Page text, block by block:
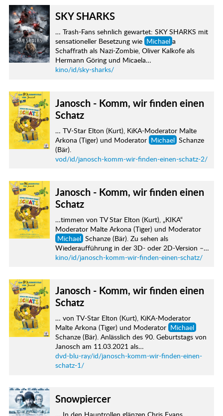
SKY SHARKS
… Trash-Fans sehnlich gewartet: SKY SHARKS mit
sensationeller Besetzung wie Michael a
Schaffrath als Nazi-Zombie, Oliver Kalkofe als
Hermann Göring und Micaela…
kino/id/sky-sharks/
Janosch - Komm, wir finden einen
Schatz
… TV-Star Elton (Kurt), KiKA-Moderator Malte
Arkona (Tiger) und Moderator Michael Schanze
(Bär).
vod/id/janosch-komm-wir-finden-einen-schatz-2/
Janosch - Komm, wir finden einen
Schatz
…timmen von TV Star Elton (Kurt), „KIKA“
Moderator Malte Arkona (Tiger) und Moderator
Michael Schanze (Bär). Zu sehen als
Wiederaufführung in der 3D- oder 2D-Version –…
kino/id/janosch-komm-wir-finden-einen-schatz/
Janosch - Komm, wir finden einen
Schatz
… von TV-Star Elton (Kurt), KiKA-Moderator
Malte Arkona (Tiger) und Moderator Michael
Schanze (Bär). Anlässlich des 90. Geburtstags von
Janosch am 11.03.2021 als…
dvd-blu-ray/id/janosch-komm-wir-finden-einen-
schatz-1/
Snowpiercer
… In den Hauptrollen glänzen Chris Evans